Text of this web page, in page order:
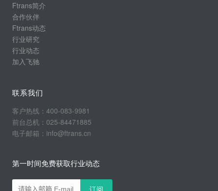
Ftrans简介
合作伙伴
Ftrans动态
行业研究
行业动态
加入飞驰
联系我们
客户热线：400-083-9981
前台总机：025-84471885
电子邮箱：info@ftrans.cn
第一时间免费获取行业动态